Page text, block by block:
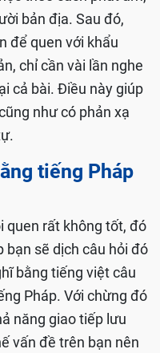
bản địa. Sau đó,
để quen với khẩu
chỉ cần vài lần nghe
cả bài. Điều này giúp
như có phản xạ
tiếng Pháp
quen rất không tốt, đó
bạn sẽ dịch câu hỏi đó
bằng tiếng việt câu
Pháp. Với chừng đó
năng giao tiếp lưu
vấn đề trên bạn nên